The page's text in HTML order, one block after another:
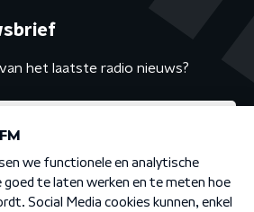
het laatste radio nieuws?